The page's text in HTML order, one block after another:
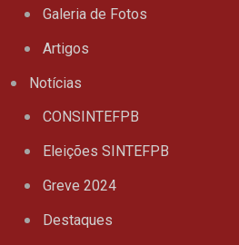
Galeria de Fotos
Artigos
Notícias
CONSINTEFPB
Eleições SINTEFPB
Greve 2024
Destaques